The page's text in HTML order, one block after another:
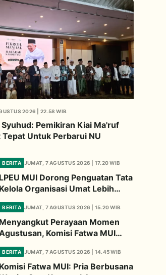
2026 | 22.58 WIB
Pemikiran Kiai Ma'ruf
Tepat Untuk Perbarui NU
BERITA JUMAT, 7 AGUSTUS 2026 | 17.20 WIB
LPEU MUI Dorong Penguatan Tata
Kelola Organisasi Umat Lebih
BERITA JUMAT, 7 AGUSTUS 2026 | 15.20 WIB
Menyangkut Perayaan Momen
Komisi Fatwa MUI
Tiga Hal Ini
BERITA JUMAT, 7 AGUSTUS 2026 | 14.45 WIB
Komisi Fatwa MUI: Pria Berbusana